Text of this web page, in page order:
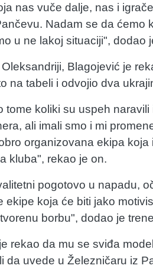
nas vuče dalje, nas i
Nadam se da ćemo
u ne lakoj situaciji", dodao
Blagojević je
na tabeli i odvojio dva
tome koliki su uspeh
ali imali smo i mi
organizovana ekipa
kluba", rekao je on.
pogotovo u napadu,
ekipe koja će biti jako
borbu", dodao je
rekao da mu se sviđa
da uvede u Železničaru iz